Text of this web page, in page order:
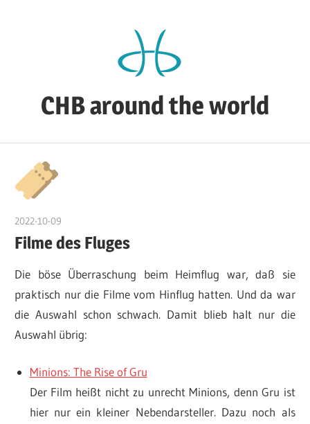
CHB around the world
2022-10-09
Filme des Fluges
Die böse Überraschung beim Heimflug war, daß sie
praktisch nur die Filme vom Hinflug hatten. Und da war
die Auswahl schon schwach. Damit blieb halt nur die
Auswahl übrig:
Minions: The Rise of Gru
Der Film heißt nicht zu unrecht Minions, denn Gru ist
hier nur ein kleiner Nebendarsteller. Dazu noch als